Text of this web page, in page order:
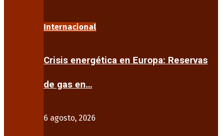
Internacional
Crisis energética en Europa: Reservas
de gas en…
6 agosto, 2026